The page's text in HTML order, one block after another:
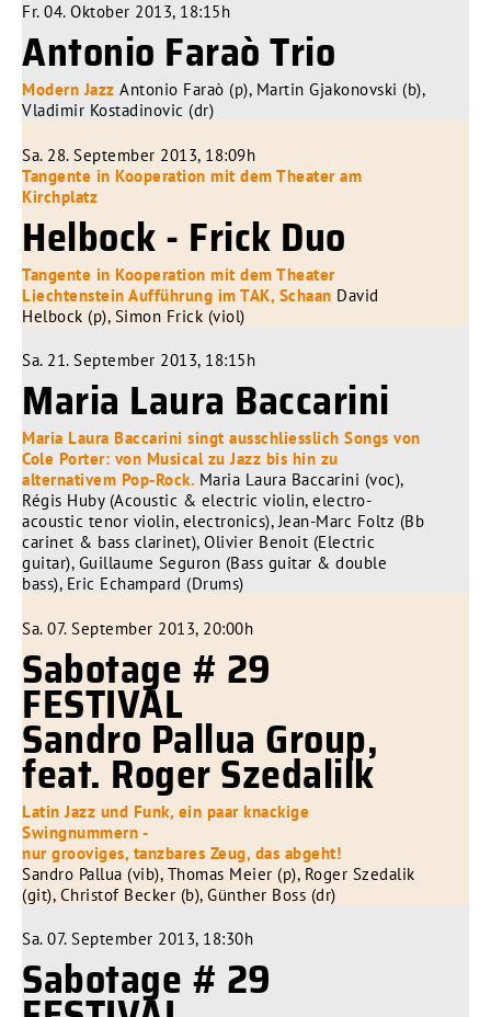
Fr. 04. Oktober 2013, 18:15h
Antonio Faraò Trio
Modern Jazz Antonio Faraò (p), Martin Gjakonovski (b),
Vladimir Kostadinovic (dr)
Sa. 28. September 2013, 18:09h
Tangente in Kooperation mit dem Theater am
Kirchplatz
Helbock - Frick Duo
Tangente in Kooperation mit dem Theater
Liechtenstein Aufführung im TAK, Schaan David
Helbock (p), Simon Frick (viol)
Sa. 21. September 2013, 18:15h
Maria Laura Baccarini
Maria Laura Baccarini singt ausschliesslich Songs von
Cole Porter: von Musical zu Jazz bis hin zu
alternativem Pop-Rock. Maria Laura Baccarini (voc),
Régis Huby (Acoustic & electric violin, electro-
acoustic tenor violin, electronics), Jean-Marc Foltz (Bb
carinet & bass clarinet), Olivier Benoit (Electric
guitar), Guillaume Seguron (Bass guitar & double
bass), Eric Echampard (Drums)
Sa. 07. September 2013, 20:00h
Sabotage # 29
FESTIVAL
Sandro Pallua Group,
feat. Roger Szedalilk
Latin Jazz und Funk, ein paar knackige
Swingnummern -
nur grooviges, tanzbares Zeug, das abgeht!
Sandro Pallua (vib), Thomas Meier (p), Roger Szedalik
(git), Christof Becker (b), Günther Boss (dr)
Sa. 07. September 2013, 18:30h
Sabotage # 29